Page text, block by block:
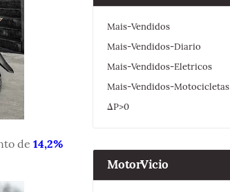
de 14,2%
Mais-Vendidos
Mais-Vendidos-Diario
Mais-Vendidos-Eletricos
Mais-Vendidos-Motocicletas
ΔP>0
MotorVicio